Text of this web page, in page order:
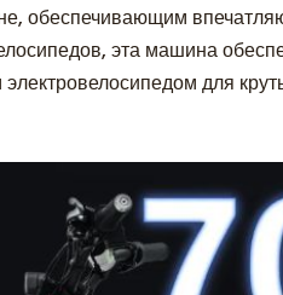
обеспечивающим
эта машина
для